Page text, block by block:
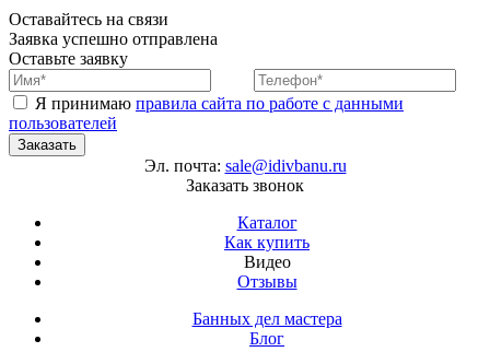
Оставайтесь на связи
Заявка успешно отправлена
Оставьте заявку
Я принимаю правила сайта по работе с данными
пользователей
Эл. почта: sale@idivbanu.ru
Заказать звонок
Каталог
Как купить
Видео
Отзывы
Банных дел мастера
Блог